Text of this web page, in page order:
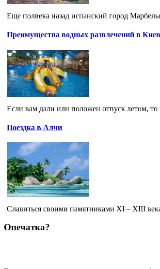
Еще полвека назад испанский город
Преимущества водных развлечений в
Если вам дали или положен отпуск летом,
Поездка в Алчи
Славиться своими памятниками XI – XIII
Опечатка?